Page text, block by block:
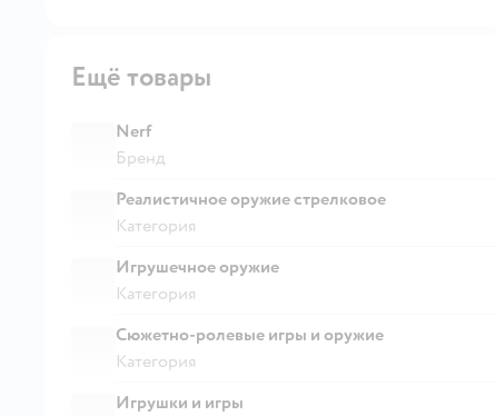
Ещё товары
Nerf
Бренд
Реалистичное оружие стрелковое
Категория
Игрушечное оружие
Категория
Сюжетно-ролевые игры и оружие
Категория
Игрушки и игры